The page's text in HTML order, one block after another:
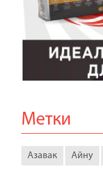
Метки
Азавак Айну